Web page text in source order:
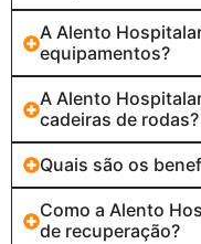
A Alento
equipamentos?
A Alento
cadeiras de rodas?
Quais são os
Como a Alento
de recuperação?